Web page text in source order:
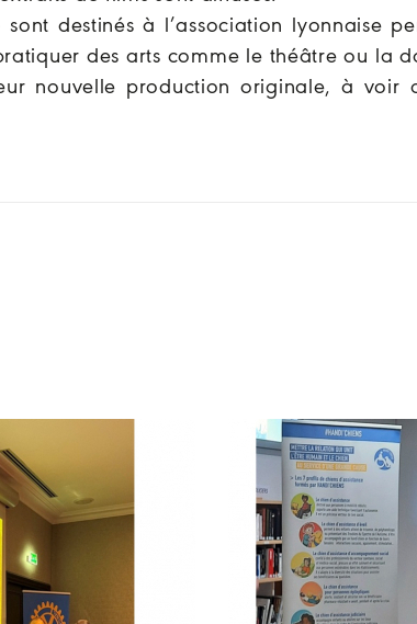
destinés à l’association lyonnaise
des arts comme le théâtre ou la
nouvelle production originale, à voir